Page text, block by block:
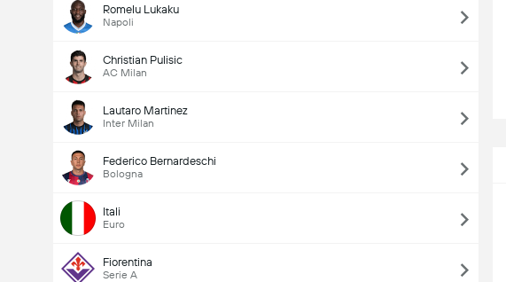
Romelu Lukaku
Napoli
Christian Pulisic
AC Milan
Lautaro Martinez
Inter Milan
Federico Bernardeschi
Bologna
Itali
Euro
Fiorentina
Serie A